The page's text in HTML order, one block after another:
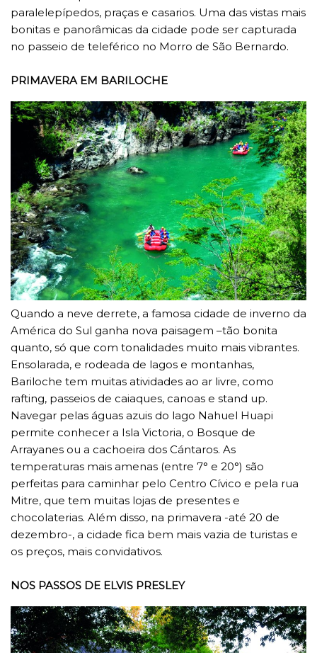
paralelepípedos, praças e casarios. Uma das vistas mais
bonitas e panorâmicas da cidade pode ser capturada
no passeio de teleférico no Morro de São Bernardo.
PRIMAVERA EM BARILOCHE
Quando a neve derrete, a famosa cidade de inverno da
América do Sul ganha nova paisagem –tão bonita
quanto, só que com tonalidades muito mais vibrantes.
Ensolarada, e rodeada de lagos e montanhas,
Bariloche tem muitas atividades ao ar livre, como
rafting, passeios de caiaques, canoas e stand up.
Navegar pelas águas azuis do lago Nahuel Huapi
permite conhecer a Isla Victoria, o Bosque de
Arrayanes ou a cachoeira dos Cántaros. As
temperaturas mais amenas (entre 7° e 20°) são
perfeitas para caminhar pelo Centro Cívico e pela rua
Mitre, que tem muitas lojas de presentes e
chocolaterias. Além disso, na primavera -até 20 de
dezembro-, a cidade fica bem mais vazia de turistas e
os preços, mais convidativos.
NOS PASSOS DE ELVIS PRESLEY